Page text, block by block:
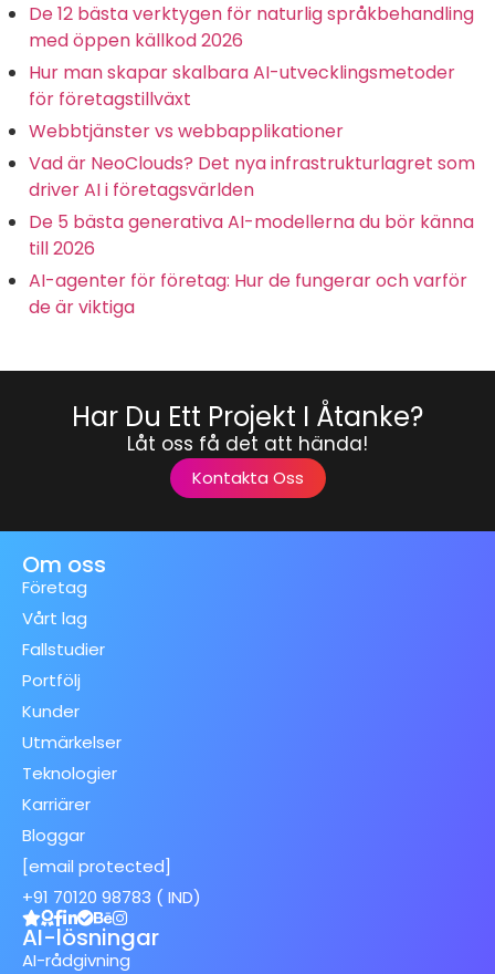
De 12 bästa verktygen för naturlig språkbehandling
med öppen källkod 2026
Hur man skapar skalbara AI-utvecklingsmetoder
för företagstillväxt
Webbtjänster vs webbapplikationer
Vad är NeoClouds? Det nya infrastrukturlagret som
driver AI i företagsvärlden
De 5 bästa generativa AI-modellerna du bör känna
till 2026
AI-agenter för företag: Hur de fungerar och varför
de är viktiga
Har Du Ett Projekt I Åtanke?
Låt oss få det att hända!
Kontakta Oss
Om oss
Företag
Vårt lag
Fallstudier
Portfölj
Kunder
Utmärkelser
Teknologier
Karriärer
Bloggar
[email protected]
+91 70120 98783 ( IND)
AI-lösningar
AI-rådgivning